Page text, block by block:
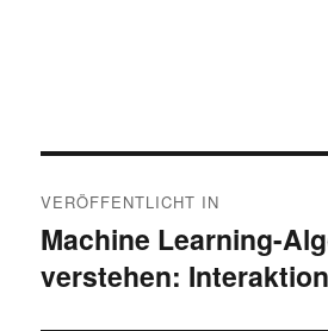
VERÖFFENTLICHT IN
Machine Learning-
verstehen: